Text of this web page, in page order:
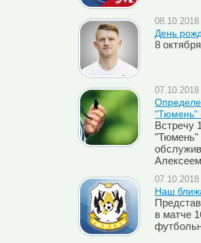
День
8
"Тюмень"
Встречу
"Тюмень"
Наш
в матче